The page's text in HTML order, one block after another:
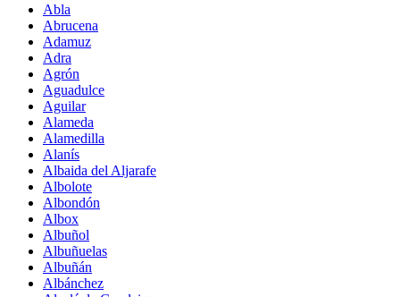
Abla
Abrucena
Adamuz
Adra
Agrón
Aguadulce
Aguilar
Alameda
Alamedilla
Alanís
Albaida del Aljarafe
Albolote
Albondón
Albox
Albuñol
Albuñuelas
Albuñán
Albánchez